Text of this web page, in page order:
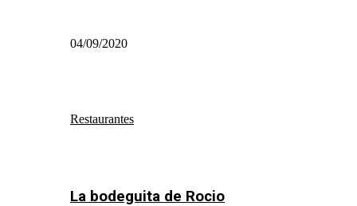
04/09/2020
Restaurantes
La bodeguita de Rocio